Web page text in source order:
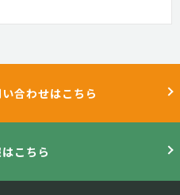
合わせはこちら
こちら